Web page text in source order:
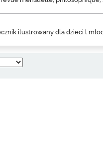
ilustrowany dla dzieci l